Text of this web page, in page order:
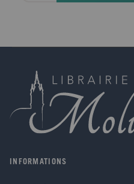
humour, un des
INFORMATIONS